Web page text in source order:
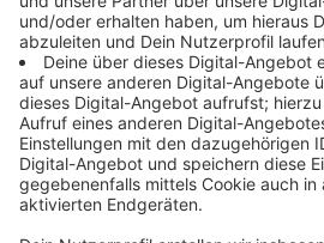
Immer auf dem
bleiben!
Verpass' nichts mehr - mit
ANTENNE BAYERN